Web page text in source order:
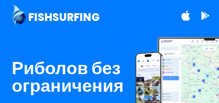
FISHSURFING
Риболов без
ограничения